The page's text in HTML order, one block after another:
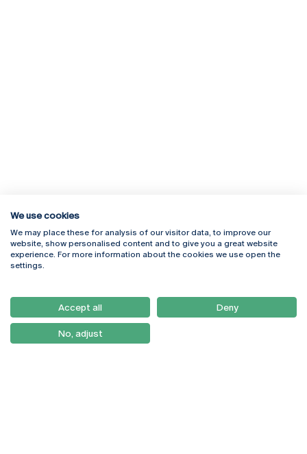
Rua Diogo Botelho 1327
4169-005 Porto
+351 226 196 240
Campus Online
Webmail
Como Chegar
Newsletter
We use cookies
We may place these for analysis of our visitor data, to improve our
website, show personalised content and to give you a great website
experience. For more information about the cookies we use open the
settings.
Accept all Deny
No, adjust